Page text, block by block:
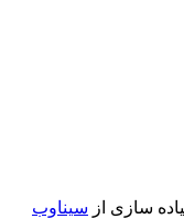
سازی از سیناوب